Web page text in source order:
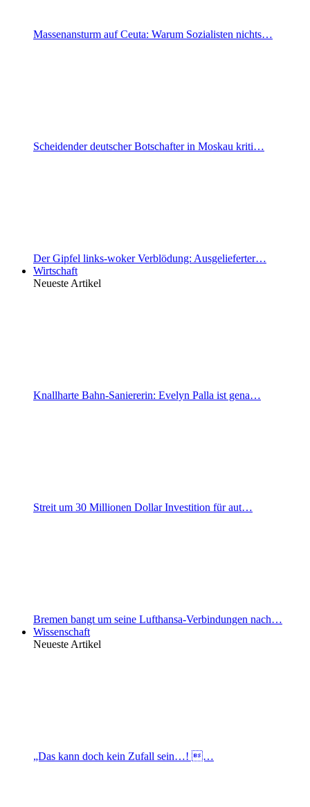
Massenansturm auf Ceuta: Warum Sozialisten nichts…
Scheidender deutscher Botschafter in Moskau kriti…
Der Gipfel links-woker Verblödung: Ausgelieferter…
Wirtschaft
Neueste Artikel
Knallharte Bahn-Saniererin: Evelyn Palla ist gena…
Streit um 30 Millionen Dollar Investition für aut…
Bremen bangt um seine Lufthansa-Verbindungen nach…
Wissenschaft
Neueste Artikel
„Das kann doch kein Zufall sein…! …